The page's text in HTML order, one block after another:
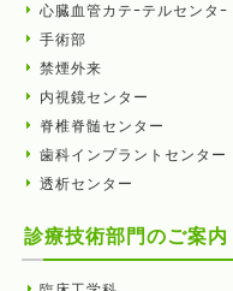
心臓血管カテｰテルセンタｰ
手術部
禁煙外来
内視鏡センター
脊椎脊髄センター
歯科インプラントセンター
透析センター
診療技術部門のご案内